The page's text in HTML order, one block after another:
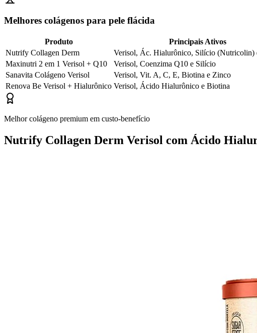
Melhores colágenos para pele flácida
Produto Principais Ativos
Nutrify Collagen Derm
Verisol, Ác. Hialurônico, Silício (Nutricolin)
Maxinutri 2 em 1 Verisol + Q10
Verisol, Coenzima Q10 e Silício
Sanavita Colágeno Verisol
Verisol, Vit. A, C, E, Biotina e Zinco
Renova Be Verisol + Hialurônico Verisol, Ácido Hialurônico e Biotina
Melhor colágeno premium em custo-benefício
Nutrify Collagen Derm Verisol com Ácido